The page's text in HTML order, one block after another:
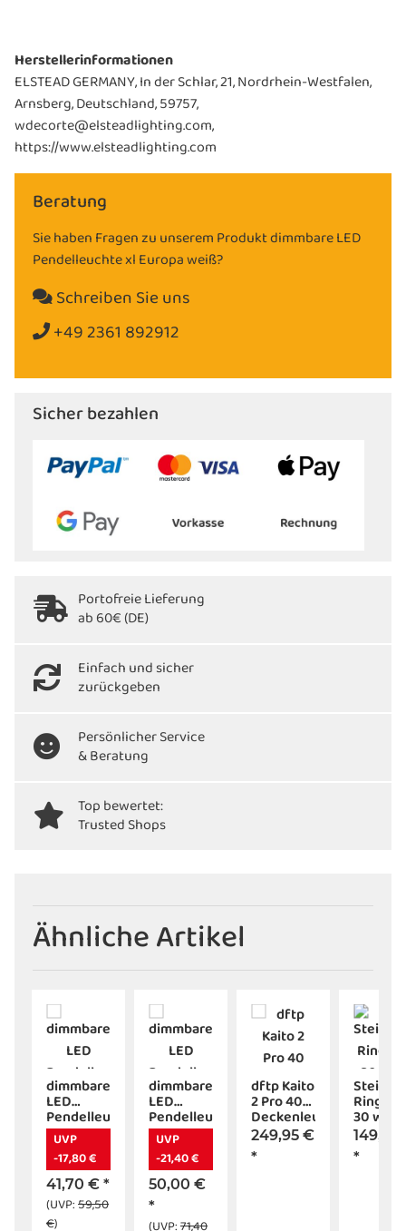
Herstellerinformationen
ELSTEAD GERMANY, In der Schlar, 21, Nordrhein-Westfalen,
Arnsberg, Deutschland, 59757,
wdecorte@elsteadlighting.com,
https://www.elsteadlighting.com
Beratung
Sie haben Fragen zu unserem Produkt dimmbare LED
Pendelleuchte xl Europa weiß?
Schreiben Sie uns
+49 2361 892912
Sicher bezahlen
Portofreie Lieferung
ab 60€ (DE)
Einfach und sicher
zurückgeben
Persönlicher Service
& Beratung
Top bewertet:
Trusted Shops
Ähnliche Artikel
dimmbare
LED
Pendelleuchte
Europa
weiß
UVP
-17,80 €
41,70 € *
(UVP:59,50
€)
dimmbare
LED
Pendelleuchte
large
Europa
weiß
UVP
-21,40 €
50,00 €
*
dftp Kaito
2 Pro 40
Deckenleuchte
LED weiß
24W
249,95 €
*
30 weiß
LED
149,95
*